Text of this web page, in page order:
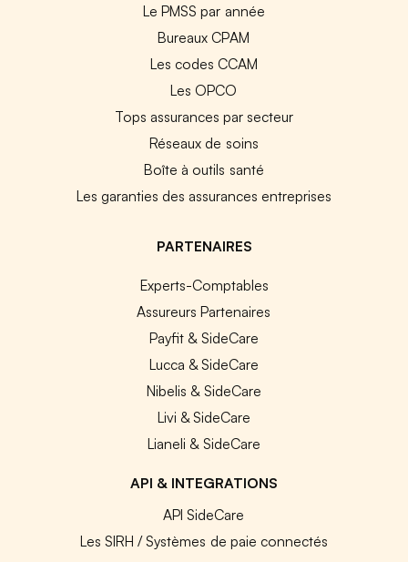
Le PMSS par année
Bureaux CPAM
Les codes CCAM
Les OPCO
Tops assurances par secteur
Réseaux de soins
Boîte à outils santé
Les garanties des assurances entreprises
PARTENAIRES
Experts-Comptables
Assureurs Partenaires
Payfit & SideCare
Lucca & SideCare
Nibelis & SideCare
Livi & SideCare
Lianeli & SideCare
API & INTEGRATIONS
API SideCare
Les SIRH / Systèmes de paie connectés